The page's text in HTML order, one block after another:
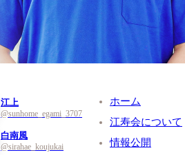
江上
@sunhome_egami_3707
白南風
@sirahae_koujukai
ホーム
江寿会について
情報公開